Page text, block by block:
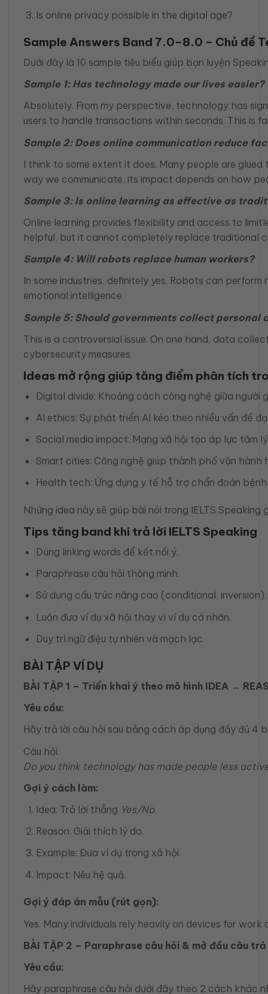
Is online privacy possible in the digital age?
Sample Answers Band 7.0–8.0 – Chủ đề
Dưới đây là 10 sample tiêu biểu giúp bạn luyện
Sample 1: Has technology made our lives easier?
Absolutely. From my perspective, technology has
users to handle transactions within seconds. This is
Sample 2: Does online communication reduce
I think to some extent it does. Many people are
way we communicate, its impact depends on how
Sample 3: Is online learning as effective as
Online learning provides flexibility and access to
helpful, but it cannot completely replace traditional
Sample 4: Will robots replace human workers?
In some industries, definitely yes. Robots can
emotional intelligence.
Sample 5: Should governments collect personal
This is a controversial issue. On one hand, data
cybersecurity measures.
Ideas mở rộng giúp tăng điểm phân tích
Digital divide: Khoảng cách công nghệ giữa người
AI ethics: Sự phát triển AI kéo theo nhiều vấn đề
Social media impact: Mạng xã hội tạo áp lực tâm
Smart cities: Công nghệ giúp thành phố vận hành
Health tech: Ứng dụng y tế hỗ trợ chẩn đoán
Những idea này sẽ giúp bài nói trong IELTS
Tips tăng band khi trả lời IELTS Speaking
Dùng linking words để kết nối ý.
Paraphrase câu hỏi thông minh.
Sử dụng cấu trúc nâng cao (conditional, inversion).
Luôn đưa ví dụ xã hội thay vì ví dụ cá nhân.
Duy trì ngữ điệu tự nhiên và mạch lạc.
BÀI TẬP VÍ DỤ
BÀI TẬP 1 – Triển khai ý theo mô hình IDEA →
Yêu cầu:
Hãy trả lời câu hỏi sau bằng cách áp dụng đầy đủ 4
Câu hỏi:
Do you think technology has made people less
Gợi ý cách làm:
Idea: Trả lời thẳng Yes/No.
Reason: Giải thích lý do.
Example: Đưa ví dụ trong xã hội.
Impact: Nêu hệ quả.
Gợi ý đáp án mẫu (rút gọn):
Yes. Many individuals rely heavily on devices for
BÀI TẬP 2 – Paraphrase câu hỏi & mở đầu câu
Yêu cầu:
Hãy paraphrase câu hỏi dưới đây theo 2 cách khác